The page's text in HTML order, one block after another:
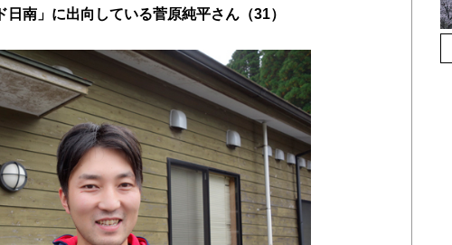
南」に出向している菅原純平さん（31）